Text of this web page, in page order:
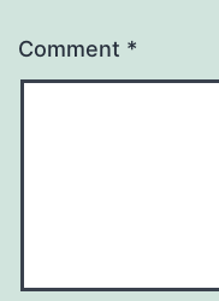
Comment *